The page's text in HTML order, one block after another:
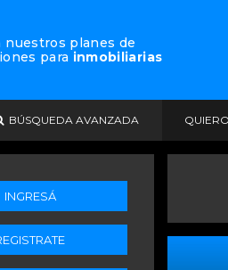
nuestros planes de
para inmobiliarias
BÚSQUEDA AVANZADA QUIERO
INGRESÁ